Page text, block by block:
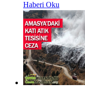
Haberi Oku